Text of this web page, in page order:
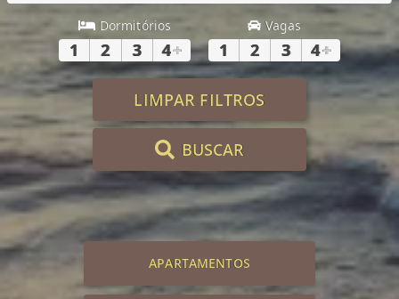
Dormitórios
1 2 3 4+
Vagas
1 2 3 4+
LIMPAR FILTROS
BUSCAR
APARTAMENTOS